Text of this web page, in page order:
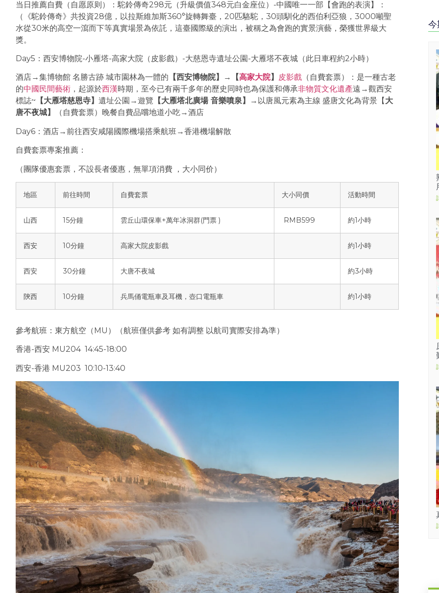
当日推薦自費（自愿原则）：駝鈴傳奇298元（升級價值348元白金座位）-中國唯一一部【會跑的表演】：
（《駝鈴傳奇》共投資28億，以拉斯維加斯360°旋轉舞臺，20匹駱駝，30頭馴化的西伯利亞狼，3000噸聖
水從30米的高空一瀉而下等真實場景為依託，這臺國際級的演出，被稱之為會跑的實景演藝，榮獲世界級大
獎。
Day5：西安博物院-小雁塔-高家大院（皮影戲）-大慈恩寺遺址公園-大雁塔不夜城（此日車程約2小時）
酒店→集博物館 名勝古跡 城市園林為一體的 【西安博物院】 → 【‌高家大院】 皮影戲 （自費套票）：是一種古老
的‌中國民間藝術 ，起源於‌西漢時期，至今已有兩千多年的歷史同時也為保護和傳承‌非物質文化遺產遠→觀西安
標誌~ 【大雁塔慈恩寺】 遺址公園→遊覽 【大雁塔北廣場 音樂噴泉】 →以唐風元素為主線 盛唐文化為背景【 大
唐不夜城】
（自費套票）晚餐自費品嚐地道小吃→酒店
Day6：酒店→前往西安咸陽國際機場搭乘航班→香港機場解散
自費套票專案推薦：
（團隊優惠套票，不設長者優惠，無單項消費 ，大小同价）
地區 前往時間 自費套票 大小同價 活動時間
山西 15分鐘 雲丘山環保車+萬年冰洞群(門票 ) RMB599 約1小時
西安 10分鐘 高家大院皮影戲 約1小時
西安 30分鐘 大唐不夜城 約3小時
陝西 10分鐘 兵馬俑電瓶車及耳機，壺口電瓶車 約1小時
參考航班：東方航空（MU）（航班僅供參考 如有調整 以航司實際安排為準）
香港-西安 MU204 14:45-18:00
西安-香港 MU203 10:10-13:40
今